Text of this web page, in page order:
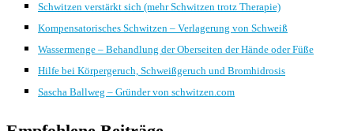
Schwitzen verstärkt sich (mehr Schwitzen trotz Therapie)
Kompensatorisches Schwitzen – Verlagerung von Schweiß
Wassermenge – Behandlung der Oberseiten der Hände oder Füße
Hilfe bei Körpergeruch, Schweißgeruch und Bromhidrosis
Sascha Ballweg – Gründer von schwitzen.com